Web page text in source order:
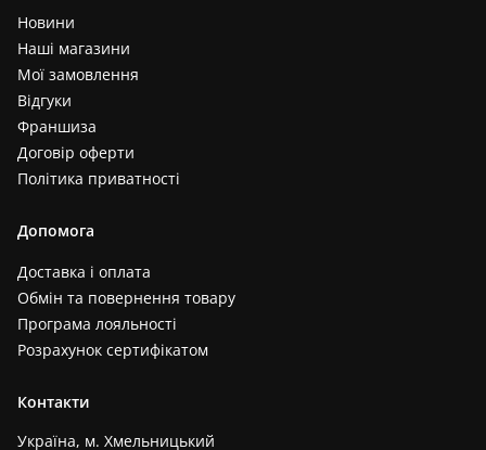
Новини
Наші магазини
Мої замовлення
Відгуки
Франшиза
Договір оферти
Політика приватності
Допомога
Доставка і оплата
Обмін та повернення товару
Програма лояльності
Розрахунок сертифікатом
Контакти
Україна, м. Хмельницький